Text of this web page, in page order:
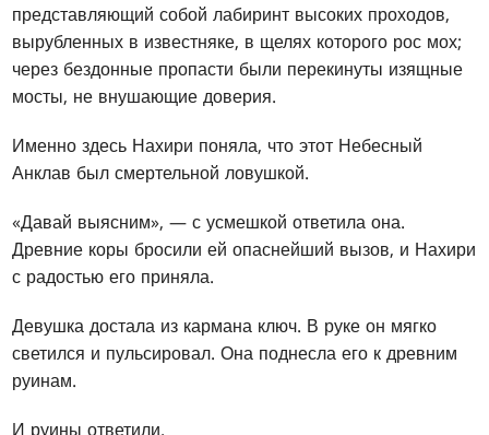
представляющий собой лабиринт высоких проходов,
вырубленных в известняке, в щелях которого рос мох;
через бездонные пропасти были перекинуты изящные
мосты, не внушающие доверия.
Именно здесь Нахири поняла, что этот Небесный
Анклав был смертельной ловушкой.
«Давай выясним», — с усмешкой ответила она.
Древние коры бросили ей опаснейший вызов, и Нахири
с радостью его приняла.
Девушка достала из кармана ключ. В руке он мягко
светился и пульсировал. Она поднесла его к древним
руинам.
И руины ответили.